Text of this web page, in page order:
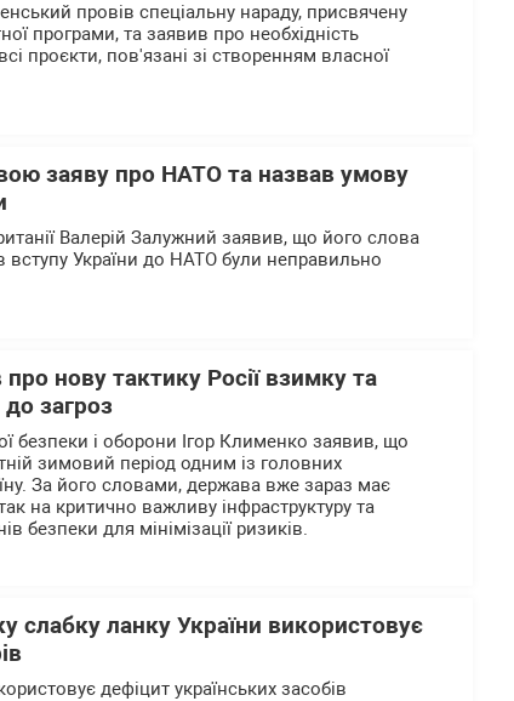
провів спеціальну нараду, присвячену
програми, та заявив про необхідність
проєкти, пов'язані зі створенням власної
заяву про НАТО та назвав умову
Валерій Залужний заявив, що його слова
вступу України до НАТО були неправильно
нову тактику Росії взимку та
загроз
безпеки і оборони Ігор Клименко заявив, що
зимовий період одним із головних
За його словами, держава вже зараз має
на критично важливу інфраструктуру та
безпеки для мінімізації ризиків.
слабку ланку України використовує
дефіцит українських засобів